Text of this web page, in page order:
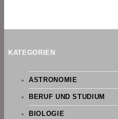
KATEGORIEN
ASTRONOMIE
BERUF UND STUDIUM
BIOLOGIE